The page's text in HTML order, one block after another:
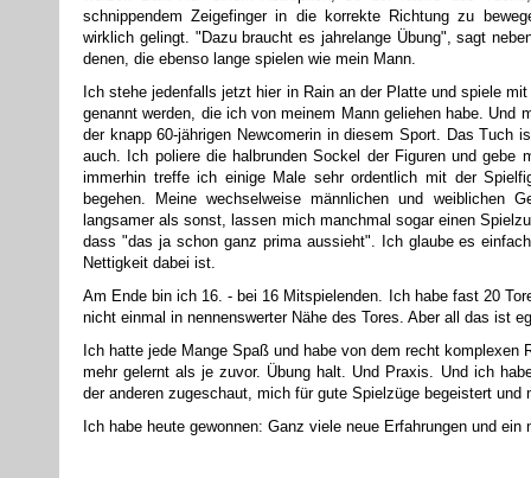
schnippendem Zeigefinger in die korrekte Richtung zu
wirklich gelingt. "Dazu braucht es jahrelange Übung", sagt
denen, die ebenso lange spielen wie mein Mann.
Ich stehe jedenfalls jetzt hier in Rain an der Platte und spiele
genannt werden, die ich von meinem Mann geliehen habe. Und
der knapp 60-jährigen Newcomerin in diesem Sport. Das Tuch
auch. Ich poliere die halbrunden Sockel der Figuren und gebe
immerhin treffe ich einige Male sehr ordentlich mit der
begehen. Meine wechselweise männlichen und weiblichen
langsamer als sonst, lassen mich manchmal sogar einen
dass "das ja schon ganz prima aussieht". Ich glaube es
Nettigkeit dabei ist.
Am Ende bin ich 16. - bei 16 Mitspielenden. Ich habe fast 20
nicht einmal in nennenswerter Nähe des Tores. Aber all das ist
Ich hatte jede Mange Spaß und habe von dem recht komplexen
mehr gelernt als je zuvor. Übung halt. Und Praxis. Und ich
der anderen zugeschaut, mich für gute Spielzüge begeistert und
Ich habe heute gewonnen: Ganz viele neue Erfahrungen und ein